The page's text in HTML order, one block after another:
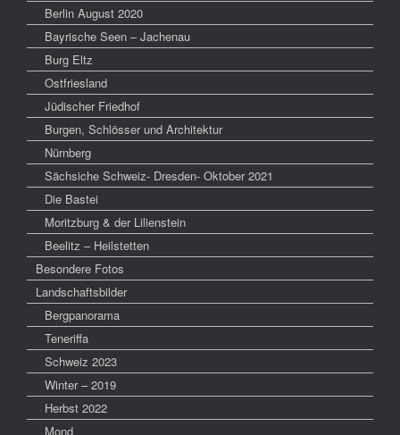
Berlin August 2020
Bayrische Seen – Jachenau
Burg Eltz
Ostfriesland
Jüdischer Friedhof
Burgen, Schlösser und Architektur
Nürnberg
Sächsiche Schweiz- Dresden- Oktober 2021
Die Bastei
Moritzburg & der Lilienstein
Beelitz – Heilstetten
Besondere Fotos
Landschaftsbilder
Bergpanorama
Teneriffa
Schweiz 2023
Winter – 2019
Herbst 2022
Mond